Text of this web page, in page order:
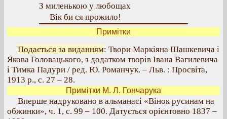
З миленькою у любощах
Вік би ся прожило!
Примітки
Подається за виданням: Твори Маркіяна Шашкевича і
Якова Головацького, з додатком творів Івана Вагилевича
і Тимка Падури / ред. Ю. Романчук. – Льв. : Просвіта,
1913 р., с. 27 – 28.
Примітки М. Л. Гончарука
Вперше надруковано в альманасі «Вінок русинам на
обжинки», ч. 1, с. 99 – 100. Датується орієнтовно 1837 –